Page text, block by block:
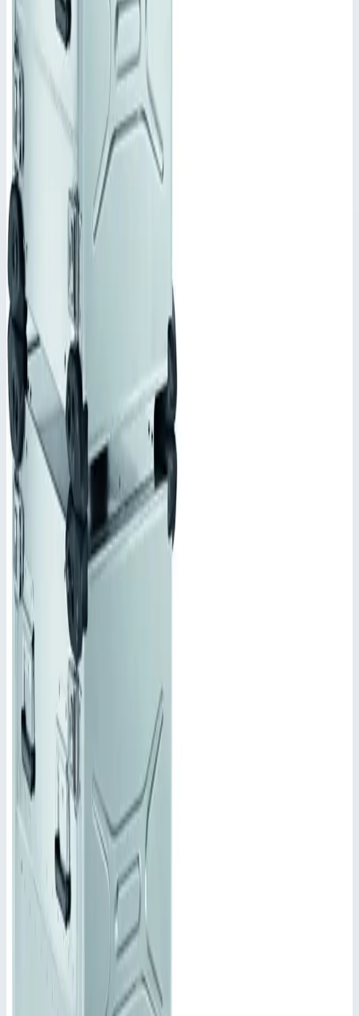
694х534х570,5 мм
Стоимость
758 940
с НДС 22%
Добавить в корзину
Корпус Mitraset Classic 19" Zarges 11 HE/U 694х534х570,5 мм
45811
758 940
Добавить в корзину
Корпус Mitraset Classic 19" Zarges 11 HE/U 694х534х570,5 мм
45811
Арт.
758 940
Добавить в корзину
Добавить к сравнению
Описание
Корпус Mitraset Classic 19" Zarges 45811
Переносные корпусы для электронных приборов
Каркас соединен с рубашкой направляющими и
шарнирами. Материал и тип шарниров выбирается в
зависимости от предъявляемых требований.
Степень защиты IP 65 по DIN EN 60529 и IEC 34-5/529
обеспечивается сварным корпусом и крышкой с
уплотнением по периметру.
Планки для штабелирования на днище,
соответствующие им углубления – вверху.
Укладываются в штабель независимо от размера (кроме
NT610).
Прочный профиль рамы со встроенными плавающими
креплениями ответных частей защелок.
Утапливаемые ручки по бокам.
Армирующие подштамповки со всех сторон и на
крышке (кроме NT610).
Восемь шарниров с направляющими для крепления
каркаса.
Крышка с запорами.
Разные по глубине и высоте исполнения.
Полностью вынимаемый каркас.
Все корпуса могут поставляться с приваренной задней
стенкой.
Амортизация экранирования согласно MIL-STD-285
Высота крышки = 63 мм. Высота нестандартной
крышки – в зависимости от исполнения.
Для размещения электронных приборов в формате 19"
согласно VG 95446
Подсказки и особенности